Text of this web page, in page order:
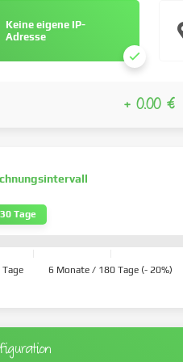
Keine eigene IP-
Adresse
+ 0.00 €
6 Monate / 180 Tage (- 20%)
Tage